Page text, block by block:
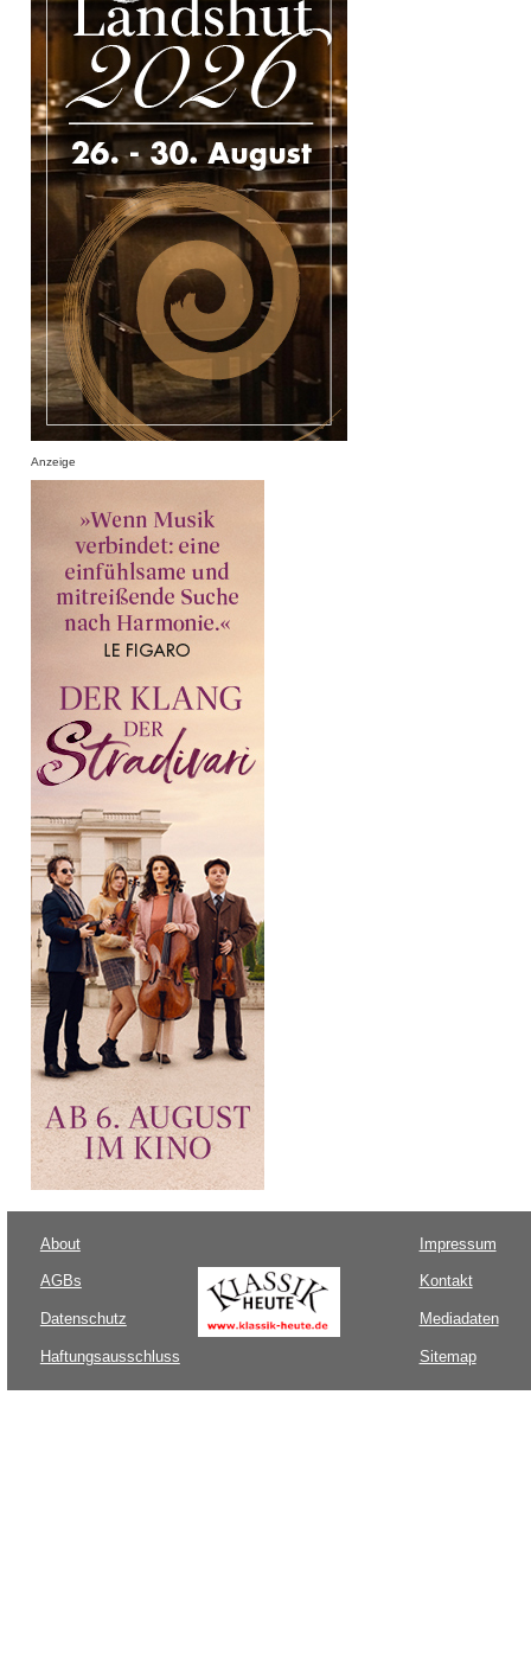
Anzeige
About
AGBs
Datenschutz
Haftungsausschluss
Impressum
Kontakt
Mediadaten
Sitemap